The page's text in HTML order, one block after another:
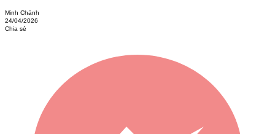
Minh Chánh
24/04/2026
Chia sẻ